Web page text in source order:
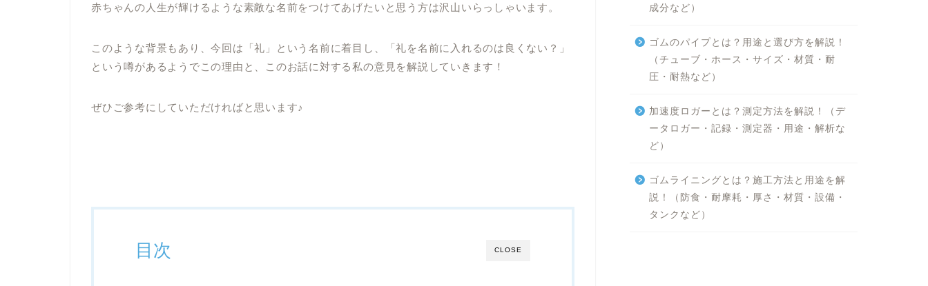
赤ちゃんの人生が輝けるような素敵な名前をつけてあげたいと思う方は沢山いらっしゃいます。
このような背景もあり、今回は「礼」という名前に着目し、「礼を名前に入れるのは良くない？」
という噂があるようでこの理由と、このお話に対する私の意見を解説していきます！
ぜひご参考にしていただければと思います♪
CLOSE
目次
成分など）
ゴムのパイプとは？用途と選び方を解説！
（チューブ・ホース・サイズ・材質・耐
圧・耐熱など）
加速度ロガーとは？測定方法を解説！（デ
ータロガー・記録・測定器・用途・解析な
ど）
ゴムライニングとは？施工方法と用途を解
説！（防食・耐摩耗・厚さ・材質・設備・
タンクなど）